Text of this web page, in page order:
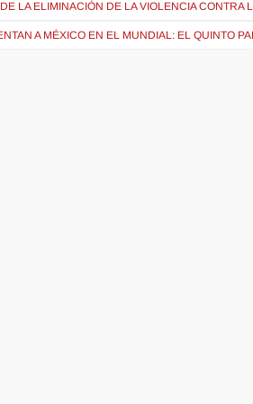
LA ELIMINACIÓN DE LA VIOLENCIA CONTRA
A MÉXICO EN EL MUNDIAL: EL QUINTO